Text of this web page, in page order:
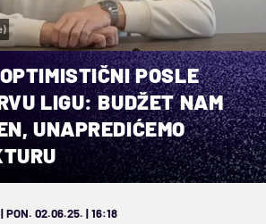
POSLE
LIGU: BUDŽET NAM
UNAPREDIĆEMO
PON. 02.06.25. | 16:18